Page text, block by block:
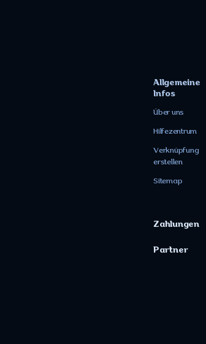
Allgemeine
Infos
Über uns
Hilfezentrum
Verknüpfung
erstellen
Sitemap
Zahlungen
Partner